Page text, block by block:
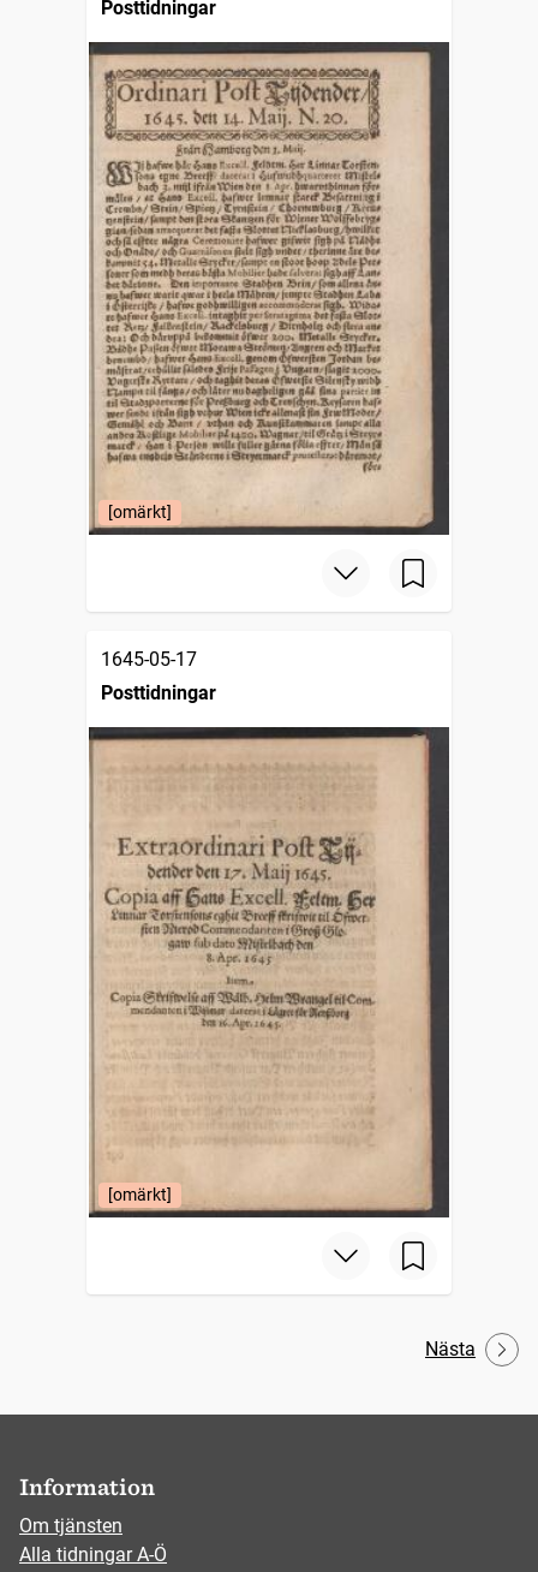
Posttidningar
[omärkt]
1645-05-17
Posttidningar
[omärkt]
Nästa
Information
Om tjänsten
Alla tidningar A-Ö